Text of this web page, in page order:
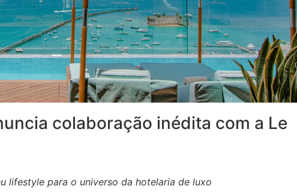
colaboração inédita com a Le
lifestyle para o universo da hotelaria de luxo